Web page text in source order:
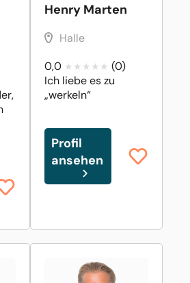
Henry Marten
Halle
0,0
(0)
Ich liebe es zu
„werkeln“
Profil
ansehen